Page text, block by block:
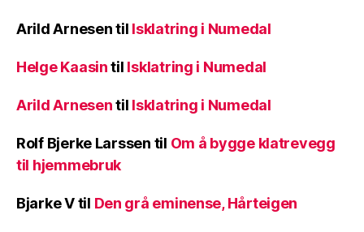
Arild Arnesentil Isklatring i Numedal
Helge Kaasintil Isklatring i Numedal
Arild Arnesentil Isklatring i Numedal
Rolf Bjerke Larssen til Om å bygge klatrevegg
til hjemmebruk
Bjarke Vtil Den grå eminense, Hårteigen